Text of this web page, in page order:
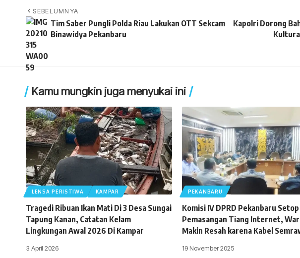
SEBELUMNYA
Tim Saber Pungli Polda Riau Lakukan OTT Sekcam
Binawidya Pekanbaru
Kapolri Dorong
Kamu mungkin juga menyukai ini
LENSA PERISTIWA KAMPAR
Tragedi Ribuan Ikan Mati Di 3 Desa Sungai
Tapung Kanan, Catatan Kelam
Lingkungan Awal 2026 Di Kampar
3 April 2026
PEKANBARU
Komisi IV DPRD Pekanbaru
Pemasangan Tiang Internet,
Makin Resah karena Kabel
19 November 2025